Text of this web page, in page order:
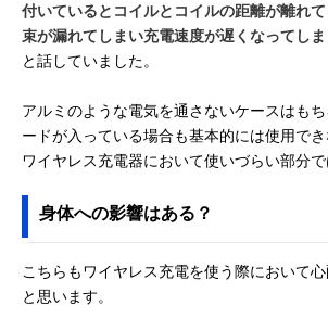
付いているとコイルとコイルの距離が離れ
束が漏れてしまい充電速度が遅くなってしま
と話していました。
アルミのような電気を通さないケースはも
ードが入っている場合も基本的には使用でき
ワイヤレス充電器において使いづらい部分で
身体への影響はある？
こちらもワイヤレス充電を使う際において
と思います。